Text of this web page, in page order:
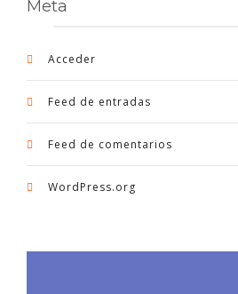
Meta
Acceder
Feed de entradas
Feed de comentarios
WordPress.org